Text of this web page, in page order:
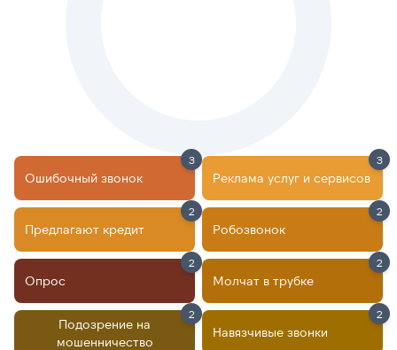
Ошибочный звонок
3
Реклама услуг и сервисов
3
Предлагают кредит
2
Робозвонок
2
Опрос
2
Молчат в трубке
2
Подозрение на
мошенничество
2
Навязчивые звонки
2